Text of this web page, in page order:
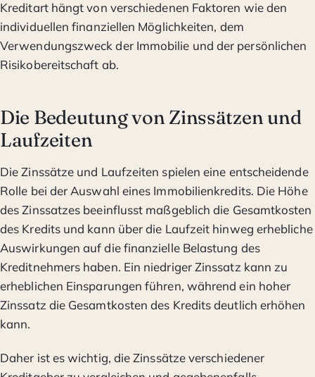
Kreditart hängt von verschiedenen Faktoren wie den
individuellen finanziellen Möglichkeiten, dem
Verwendungszweck der Immobilie und der persönlichen
Risikobereitschaft ab.
Die Bedeutung von Zinssätzen und
Laufzeiten
Die Zinssätze und Laufzeiten spielen eine entscheidende
Rolle bei der Auswahl eines Immobilienkredits. Die Höhe
des Zinssatzes beeinflusst maßgeblich die Gesamtkosten
des Kredits und kann über die Laufzeit hinweg erhebliche
Auswirkungen auf die finanzielle Belastung des
Kreditnehmers haben. Ein niedriger Zinssatz kann zu
erheblichen Einsparungen führen, während ein hoher
Zinssatz die Gesamtkosten des Kredits deutlich erhöhen
kann.
Daher ist es wichtig, die Zinssätze verschiedener